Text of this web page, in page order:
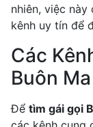
nhiên, việc
kênh uy tín để
Các
Buôn
Để tìm gái gọi